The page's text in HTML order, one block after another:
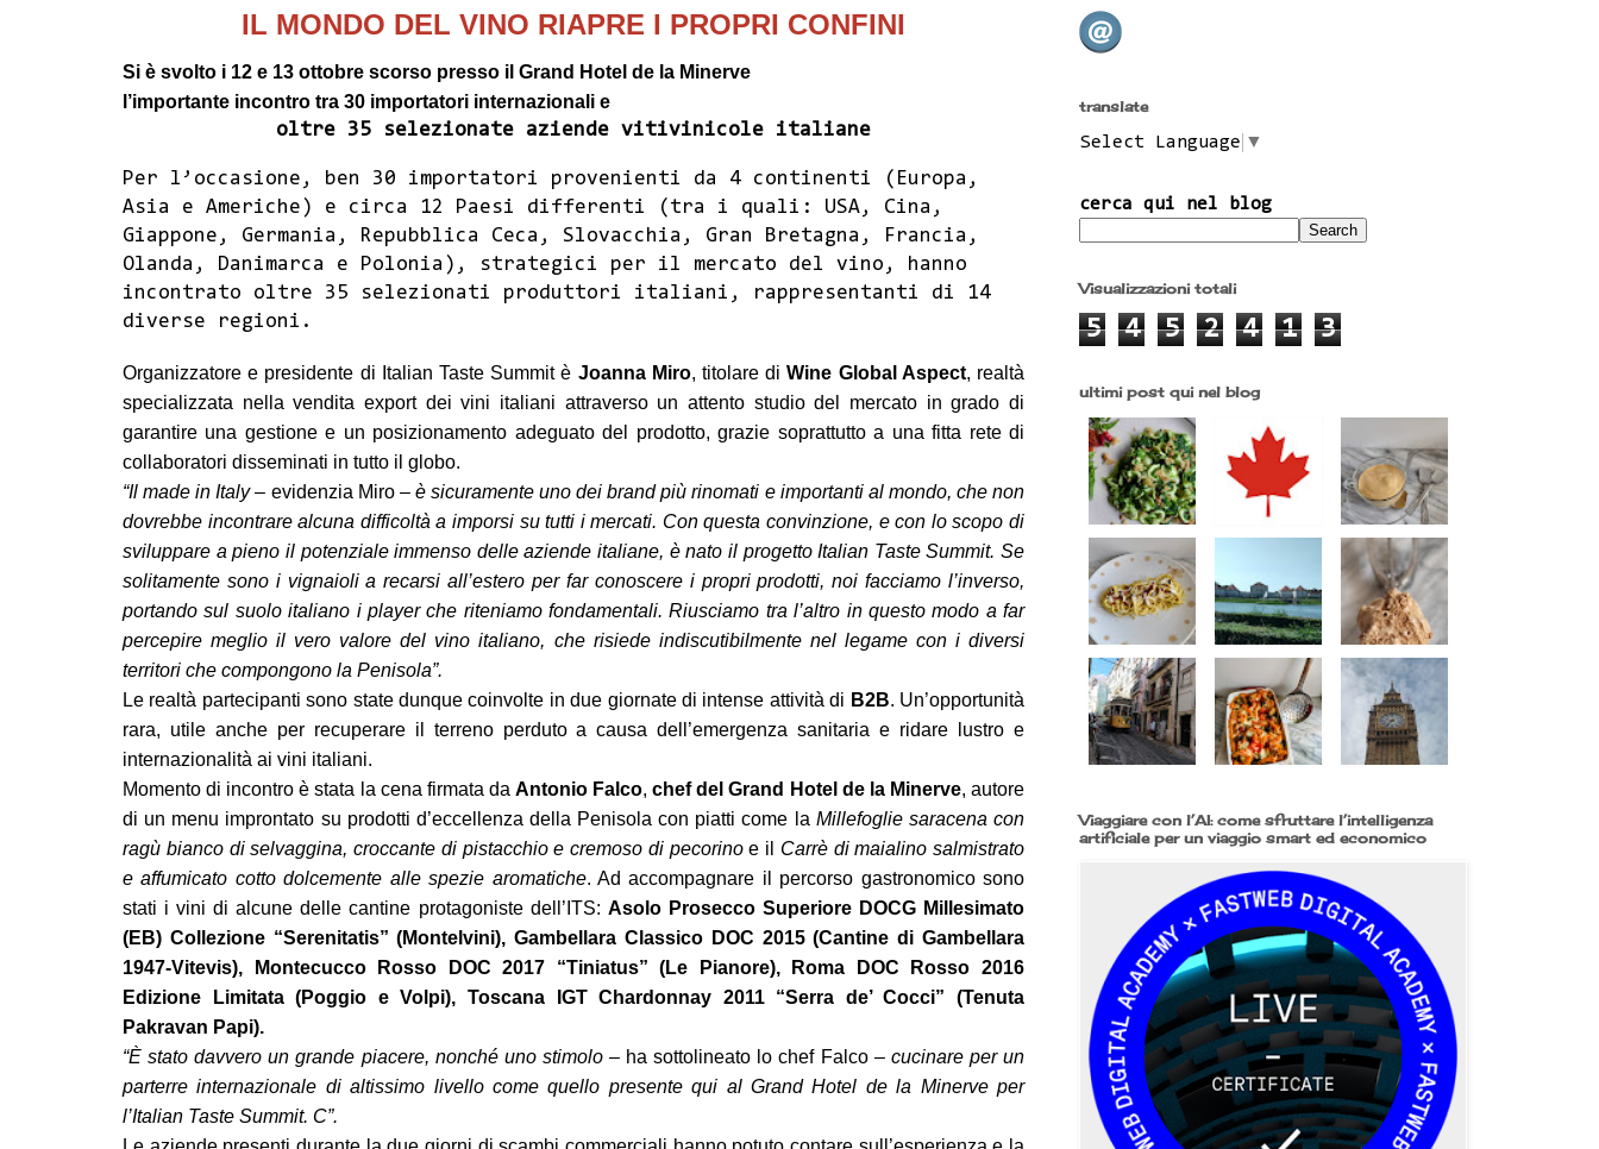
IL MONDO DEL VINO RIAPRE I PROPRI CONFINI
Si è svolto i 12 e 13 ottobre scorso presso il Grand Hotel de la Minerve
l’importante incontro tra 30 importatori internazionali e
oltre 35 selezionate aziende vitivinicole italiane
Per l’occasione, ben 30 importatori provenienti da 4 continenti (Europa,
Asia e Americhe) e circa 12 Paesi differenti (tra i quali: USA, Cina,
Giappone, Germania, Repubblica Ceca, Slovacchia, Gran Bretagna, Francia,
Olanda, Danimarca e Polonia), strategici per il mercato del vino, hanno
incontrato oltre 35 selezionati produttori italiani, rappresentanti di 14
diverse regioni.
Organizzatore e presidente di Italian Taste Summit è Joanna Miro, titolare diWine Global Aspect, realtà
specializzata nella vendita export dei vini italiani attraverso un attento studio del mercato in grado di
garantire una gestione e un posizionamento adeguato del prodotto, grazie soprattutto a una fitta rete di
collaboratori disseminati in tutto il globo.
“Il made in Italy– evidenzia Miro – è sicuramente uno dei brand più rinomati e importanti al mondo, che non
dovrebbe incontrare alcuna difficoltà a imporsi su tutti i mercati. Con questa convinzione, e con lo scopo di
sviluppare a pieno il potenziale immenso delle aziende italiane, è nato il progetto Italian Taste Summit. Se
solitamente sono i vignaioli a recarsi all’estero per far conoscere i propri prodotti, noi facciamo l’inverso,
portando sul suolo italiano i player che riteniamo fondamentali. Riusciamo tra l’altro in questo modo a far
percepire meglio il vero valore del vino italiano, che risiede indiscutibilmente nel legame con i diversi
territori che compongono la Penisola”.
Le realtà partecipanti sono state dunque coinvolte in due giornate di intense attività di B2B. Un’opportunità
rara, utile anche per recuperare il terreno perduto a causa dell’emergenza sanitaria e ridare lustro e
internazionalità ai vini italiani.
Momento di incontro è stata la cena firmata da Antonio Falco,chef del Grand Hotel de la Minerve, autore
di un menu improntato su prodotti d’eccellenza della Penisola con piatti come la Millefoglie saracena con
ragù bianco di selvaggina, croccante di pistacchio e cremoso di pecorinoe il Carrè di maialino salmistrato
e affumicato cotto dolcemente alle spezie aromatiche. Ad accompagnare il percorso gastronomico sono
stati i vini di alcune delle cantine protagoniste dell’ITS: Asolo Prosecco Superiore DOCG Millesimato
(EB) Collezione “Serenitatis” (Montelvini), Gambellara Classico DOC 2015 (Cantine di Gambellara
1947-Vitevis), Montecucco Rosso DOC 2017 “Tiniatus” (Le Pianore), Roma DOC Rosso 2016
Edizione Limitata (Poggio e Volpi), Toscana IGT Chardonnay 2011 “Serra de’ Cocci” (Tenuta
Pakravan Papi).
“È stato davvero un grande piacere, nonché uno stimolo– ha sottolineato lo chef Falco – cucinare per un
parterre internazionale di altissimo livello come quello presente qui al Grand Hotel de la Minerve per
l’Italian Taste Summit. C”.
translate
Select Language ▼
cerca qui nel blog
Visualizzazioni totali
5 4 5 2 4 1 3
ultimi post qui nel blog
Viaggiare con l’AI: come sfruttare l’intelligenza
artificiale per un viaggio smart ed economico